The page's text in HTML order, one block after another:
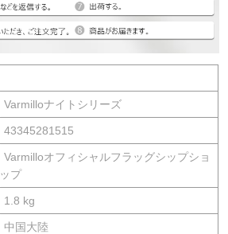
Varmilloナイトシリーズ
43345281515
Varmilloオフィシャルフラッグシップショ
ップ
1.8 kg
中国大陸